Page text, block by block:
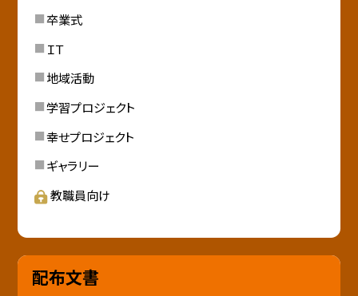
卒業式
ＩＴ
地域活動
学習プロジェクト
幸せプロジェクト
ギャラリー
教職員向け
配布文書